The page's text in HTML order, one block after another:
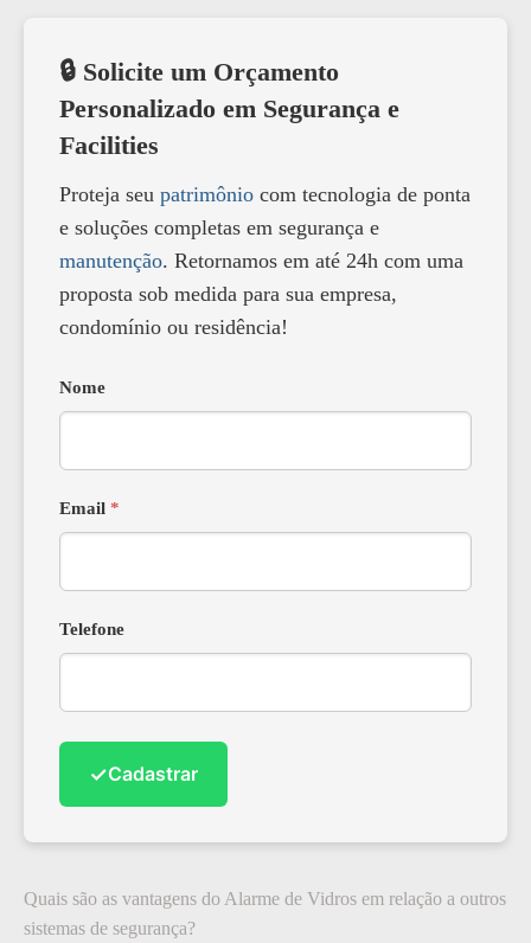
🔒 Solicite um Orçamento
Personalizado em Segurança e
Facilities
Proteja seu patrimônio com tecnologia de ponta
e soluções completas em segurança e
manutenção. Retornamos em até 24h com uma
proposta sob medida para sua empresa,
condomínio ou residência!
Nome
Email *
Telefone
✓Cadastrar
Quais são as vantagens do Alarme de Vidros em relação a outros
sistemas de segurança?